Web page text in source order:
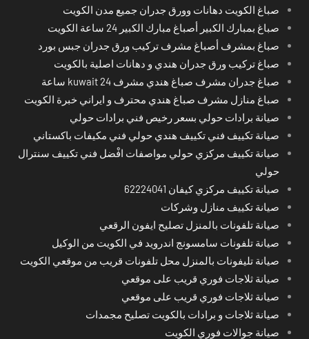
صباغ الكويت دهانات وورق جدران جميع مدن الكويت
صباغ بمبارك الكبير أصباغ مبارك الكبير 24 ساعة الكويت
صباغ بمشرف أصباغ مشرف تركيب ورق جدران جبس بورد
صباغ تركيب ورق جدران هندي و دهانات اصلية بالكويت
صباغ جدران مشرف صباغ هندي مشرف kuwait 24 ساعة
صباغ منازل مشرف صباغ هندي محترف و ايراني خبرة الكويت
صيانة برادات حولي بسعر رخيص فني برادات حولي
صيانة تكييف فني تكييف هندي حولي فني مكيفات باكستاني
صيانة تكييف مركزي حولي مواصفات افْضل فني تكييف سنترال
حولي
صيانة تكييف مركزي كيفان 62224041
صيانة تكييف منازل وشركات
صيانة تلفونات بالمنزل تصليح ايفون الرقعي
صيانة تلفونات سامسونج اندرويد في الكويت من الوكيل
صيانة تليفونات بالمنزل محل تلفونات قريب من موقعي الكويت
صيانة ثلاجات فوري قريب على موقعي
صيانة ثلاجات فوري قريب على موقعي
صيانة ثلاجات و برادات بالكويت تصليح مجمدات
صيانة جوالات فوري الكويت